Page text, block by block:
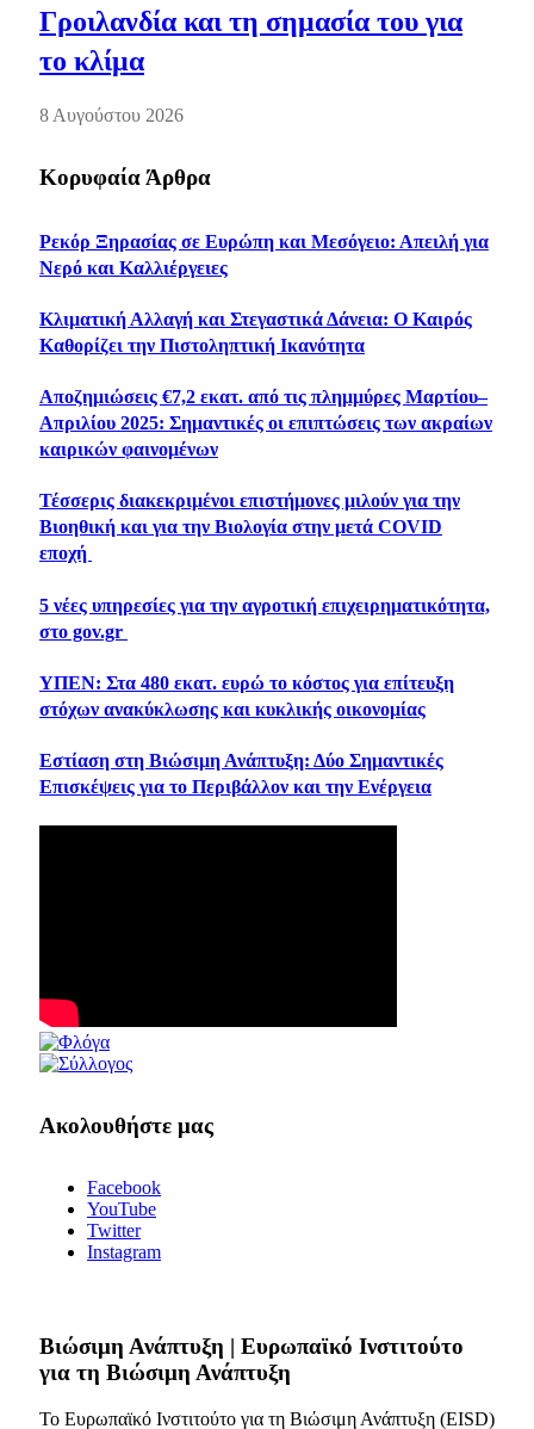
Γροιλανδία και τη σημασία του για
το κλίμα
8 Αυγούστου 2026
Κορυφαία Άρθρα
Ρεκόρ Ξηρασίας σε Ευρώπη και Μεσόγειο: Απειλή για
Νερό και Καλλιέργειες
Κλιματική Αλλαγή και Στεγαστικά Δάνεια: Ο Καιρός
Καθορίζει την Πιστοληπτική Ικανότητα
Αποζημιώσεις €7,2 εκατ. από τις πλημμύρες Μαρτίου–
Απριλίου 2025: Σημαντικές οι επιπτώσεις των ακραίων
καιρικών φαινομένων
Τέσσερις διακεκριμένοι επιστήμονες μιλούν για την
Βιοηθική και για την Βιολογία στην μετά COVID
εποχή
5 νέες υπηρεσίες για την αγροτική επιχειρηματικότητα,
στο gov.gr
ΥΠΕΝ: Στα 480 εκατ. ευρώ το κόστος για επίτευξη
στόχων ανακύκλωσης και κυκλικής οικονομίας
Εστίαση στη Βιώσιμη Ανάπτυξη: Δύο Σημαντικές
Επισκέψεις για το Περιβάλλον και την Ενέργεια
Ακολουθήστε μας
Facebook
YouTube
Twitter
Instagram
Bιώσιμη Ανάπτυξη | Ευρωπαϊκό Ινστιτούτο
για τη Βιώσιμη Ανάπτυξη
Το Ευρωπαϊκό Ινστιτούτο για τη Βιώσιμη Ανάπτυξη (EISD)